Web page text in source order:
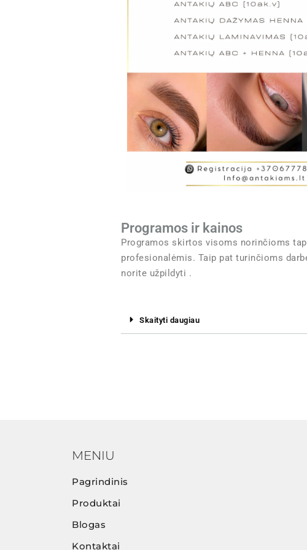
Programos ir kainos
Programos skirtos visoms norinčioms
profesionalėmis. Taip pat turinčioms
norite užpildyti .
Skaityti daugiau
MENIU
Pagrindinis
Produktai
Blogas
Kontaktai